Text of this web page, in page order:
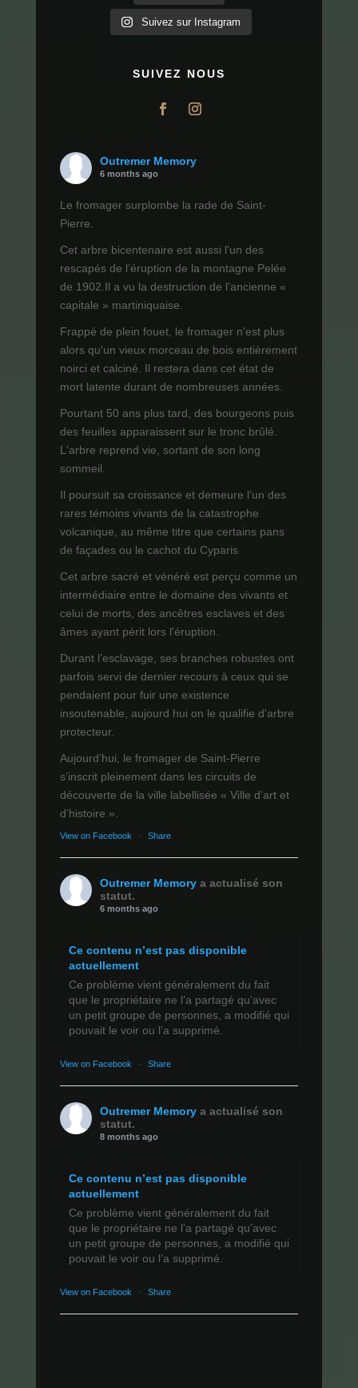
Suivez sur Instagram
SUIVEZ NOUS
Outremer Memory
6 months ago
Le fromager surplombe la rade de Saint-
Pierre.
Cet arbre bicentenaire est aussi l'un des
rescapés de l’éruption de la montagne Pelée
de 1902.Il a vu la destruction de l’ancienne «
capitale » martiniquaise.
Frappé de plein fouet, le fromager n'est plus
alors qu'un vieux morceau de bois entièrement
noirci et calciné. Il restera dans cet état de
mort latente durant de nombreuses années.
Pourtant 50 ans plus tard, des bourgeons puis
des feuilles apparaissent sur le tronc brûlé.
L'arbre reprend vie, sortant de son long
sommeil.
Il poursuit sa croissance et demeure l’un des
rares témoins vivants de la catastrophe
volcanique, au même titre que certains pans
de façades ou le cachot du Cyparis
Cet arbre sacré et vénéré est perçu comme un
intermédiaire entre le domaine des vivants et
celui de morts, des ancêtres esclaves et des
âmes ayant périt lors l'éruption.
Durant l’esclavage, ses branches robustes ont
parfois servi de dernier recours à ceux qui se
pendaient pour fuir une existence
insoutenable, aujourd hui on le qualifie d'arbre
protecteur.
Aujourd’hui, le fromager de Saint-Pierre
s’inscrit pleinement dans les circuits de
découverte de la ville labellisée « Ville d’art et
d’histoire ».
View on Facebook · Share
Outremer Memory a actualisé son
statut.
6 months ago
Ce contenu n’est pas disponible
actuellement
Ce problème vient généralement du fait
que le propriétaire ne l’a partagé qu’avec
un petit groupe de personnes, a modifié qui
pouvait le voir ou l’a supprimé.
View on Facebook · Share
Outremer Memory a actualisé son
statut.
8 months ago
Ce contenu n’est pas disponible
actuellement
Ce problème vient généralement du fait
que le propriétaire ne l’a partagé qu’avec
un petit groupe de personnes, a modifié qui
pouvait le voir ou l’a supprimé.
View on Facebook · Share